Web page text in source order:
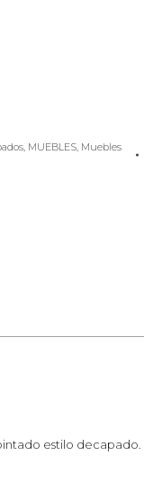
, MUEBLES, Muebles
estilo decapado.